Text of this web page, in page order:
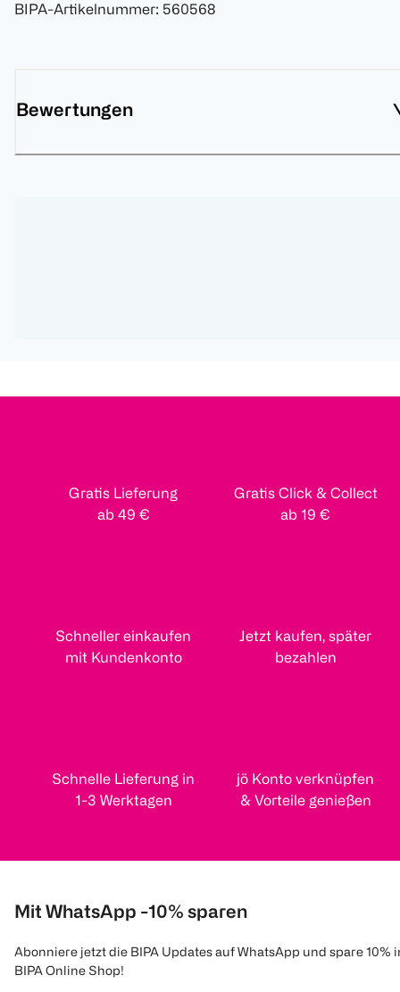
BIPA-Artikelnummer: 560568
Bewertungen
Gratis Lieferung
ab 49 €
Gratis Click & Collect
ab 19 €
Schneller einkaufen
mit Kundenkonto
Jetzt kaufen, später
bezahlen
Schnelle Lieferung in
1-3 Werktagen
jö Konto verknüpfen
& Vorteile genießen
Mit WhatsApp -10% sparen
Abonniere jetzt die BIPA Updates auf WhatsApp und spare 10%
BIPA Online Shop!